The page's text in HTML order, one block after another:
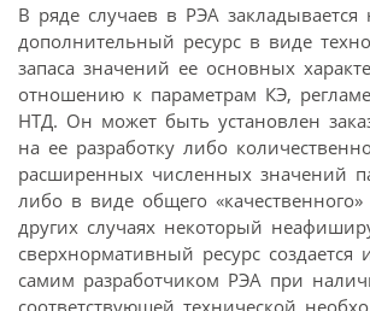
В ряде случаев в РЭА закладывается
дополнительный ресурс в виде
запаса значений ее основных
отношению к параметрам КЭ,
НТД. Он может быть установлен
на ее разработку либо
расширенных численных значений
либо в виде общего
других случаях некоторый
сверхнормативный ресурс создается
самим разработчиком РЭА при
соответствующей технической